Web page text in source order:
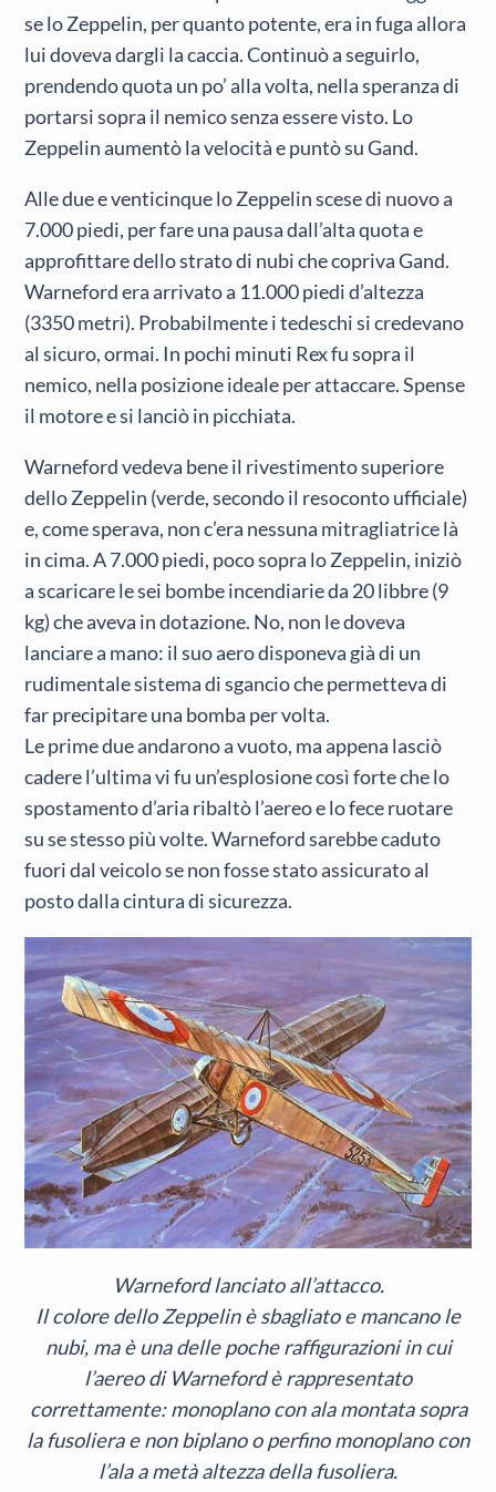
se lo Zeppelin, per quanto potente, era in fuga allora
lui doveva dargli la caccia. Continuò a seguirlo,
prendendo quota un po’ alla volta, nella speranza di
portarsi sopra il nemico senza essere visto. Lo
Zeppelin aumentò la velocità e puntò su Gand.
Alle due e venticinque lo Zeppelin scese di nuovo a
7.000 piedi, per fare una pausa dall’alta quota e
approfittare dello strato di nubi che copriva Gand.
Warneford era arrivato a 11.000 piedi d’altezza
(3350 metri). Probabilmente i tedeschi si credevano
al sicuro, ormai. In pochi minuti Rex fu sopra il
nemico, nella posizione ideale per attaccare. Spense
il motore e si lanciò in picchiata.
Warneford vedeva bene il rivestimento superiore
dello Zeppelin (verde, secondo il resoconto ufficiale)
e, come sperava, non c’era nessuna mitragliatrice là
in cima. A 7.000 piedi, poco sopra lo Zeppelin, iniziò
a scaricare le sei bombe incendiarie da 20 libbre (9
kg) che aveva in dotazione. No, non le doveva
lanciare a mano: il suo aero disponeva già di un
rudimentale sistema di sgancio che permetteva di
far precipitare una bomba per volta.
Le prime due andarono a vuoto, ma appena lasciò
cadere l’ultima vi fu un’esplosione così forte che lo
spostamento d’aria ribaltò l’aereo e lo fece ruotare
su se stesso più volte. Warneford sarebbe caduto
fuori dal veicolo se non fosse stato assicurato al
posto dalla cintura di sicurezza.
Warneford lanciato all’attacco.
Il colore dello Zeppelin è sbagliato e mancano le
nubi, ma è una delle poche raffigurazioni in cui
l’aereo di Warneford è rappresentato
correttamente: monoplano con ala montata sopra
la fusoliera e non biplano o perfino monoplano con
l’ala a metà altezza della fusoliera.